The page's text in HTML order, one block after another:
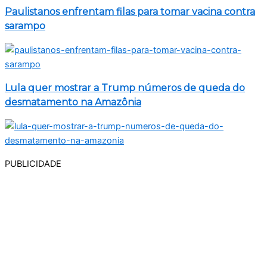
Paulistanos enfrentam filas para tomar vacina contra
sarampo
Lula quer mostrar a Trump números de queda do
desmatamento na Amazônia
PUBLICIDADE